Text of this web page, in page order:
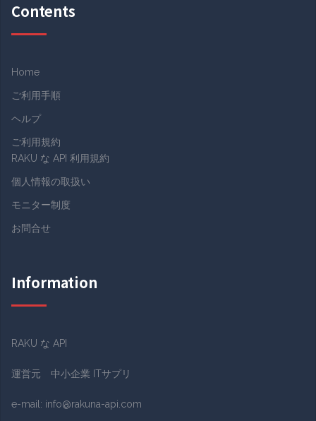
Contents
Home
ご利用手順
ヘルプ
ご利用規約
RAKU な API 利用規約
個人情報の取扱い
モニター制度
お問合せ
Information
RAKU な API
運営元 中小企業 ITサプリ
e-mail: info@rakuna-api.com